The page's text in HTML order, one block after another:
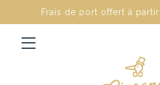
Frais de port offert à